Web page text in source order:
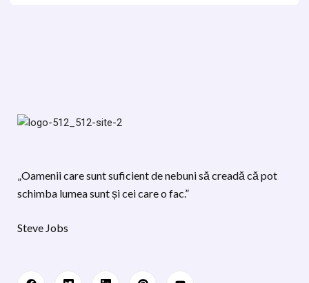
„Oamenii care sunt suficient de nebuni să creadă că pot
schimba lumea sunt și cei care o fac.”
Steve Jobs